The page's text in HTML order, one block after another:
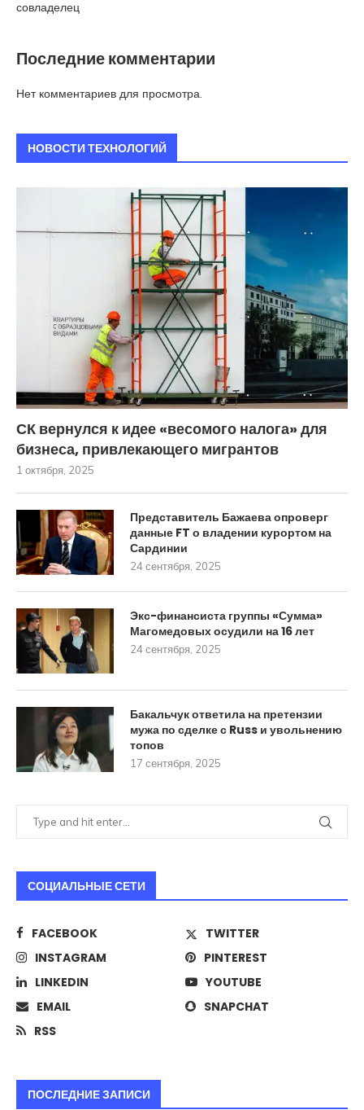
совладелец
Последние комментарии
Нет комментариев для просмотра.
НОВОСТИ ТЕХНОЛОГИЙ
СК вернулся к идее «весомого налога» для
бизнеса, привлекающего мигрантов
1 октября, 2025
Представитель Бажаева опроверг
данные FT о владении курортом на
Сардинии
24 сентября, 2025
Экс-финансиста группы «Сумма»
Магомедовых осудили на 16 лет
24 сентября, 2025
Бакальчук ответила на претензии
мужа по сделке с Russ и увольнению
топов
17 сентября, 2025
СОЦИАЛЬНЫЕ СЕТИ
FACEBOOK
TWITTER
INSTAGRAM
PINTEREST
LINKEDIN
YOUTUBE
EMAIL
SNAPCHAT
RSS
ПОСЛЕДНИЕ ЗАПИСИ